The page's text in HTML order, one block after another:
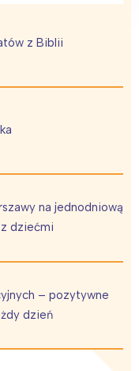
z Biblii
na jednodniową
dziećmi
– pozytywne
dzień